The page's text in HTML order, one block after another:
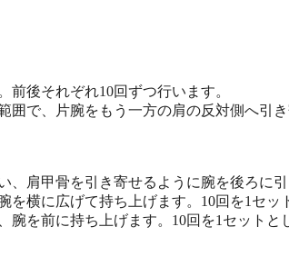
後それぞれ10回ずつ行います。
囲で、片腕をもう一方の肩の反対側へ引
、肩甲骨を引き寄せるように腕を後ろに
横に広げて持ち上げます。10回を1セッ
を前に持ち上げます。10回を1セットと